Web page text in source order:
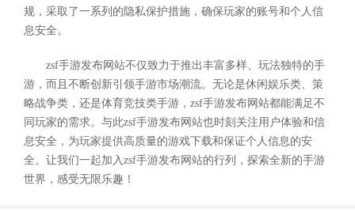
规，采取了一系列的隐私保护措施，确保玩家的账号和个人信
息安全。
zsf手游发布网站不仅致力于推出丰富多样、玩法独特的手
游，而且不断创新引领手游市场潮流。无论是休闲娱乐类、策
略战争类，还是体育竞技类手游，zsf手游发布网站都能满足不
同玩家的需求。与此zsf手游发布网站也时刻关注用户体验和信
息安全，为玩家提供高质量的游戏下载和保证个人信息的安
全。让我们一起加入zsf手游发布网站的行列，探索全新的手游
世界，感受无限乐趣！